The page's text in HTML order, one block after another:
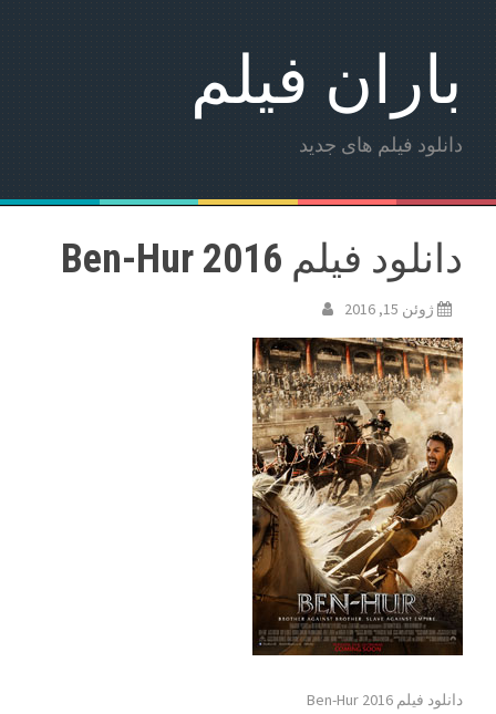
n
باران فیلم
دانلود فیلم های جدید
دانلود فیلم Ben-Hur 2016
ژوئن 15, 2016
دانلود فیلم Ben-Hur 2016